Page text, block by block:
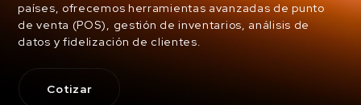
países, ofrecemos herramientas avanzadas de punto
de venta (POS), gestión de inventarios, análisis de
datos y fidelización de clientes.
Cotizar